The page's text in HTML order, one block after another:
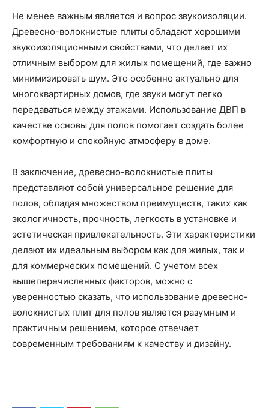
Не менее важным является и вопрос звукоизоляции.
Древесно-волокнистые плиты обладают хорошими
звукоизоляционными свойствами, что делает их
отличным выбором для жилых помещений, где важно
минимизировать шум. Это особенно актуально для
многоквартирных домов, где звуки могут легко
передаваться между этажами. Использование ДВП в
качестве основы для полов помогает создать более
комфортную и спокойную атмосферу в доме.
В заключение, древесно-волокнистые плиты
представляют собой универсальное решение для
полов, обладая множеством преимуществ, таких как
экологичность, прочность, легкость в установке и
эстетическая привлекательность. Эти характеристики
делают их идеальным выбором как для жилых, так и
для коммерческих помещений. С учетом всех
вышеперечисленных факторов, можно с
уверенностью сказать, что использование древесно-
волокнистых плит для полов является разумным и
практичным решением, которое отвечает
современным требованиям к качеству и дизайну.